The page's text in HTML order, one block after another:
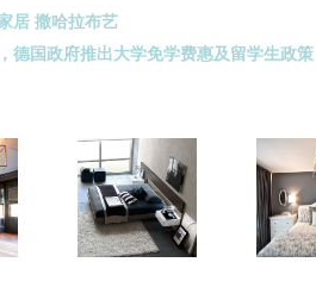
居 撒哈拉布艺
德国政府推出大学免学费惠及留学生政策